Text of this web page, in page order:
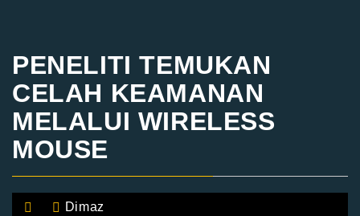
PENELITI TEMUKAN
CELAH KEAMANAN
MELALUI WIRELESS
MOUSE
Dimaz